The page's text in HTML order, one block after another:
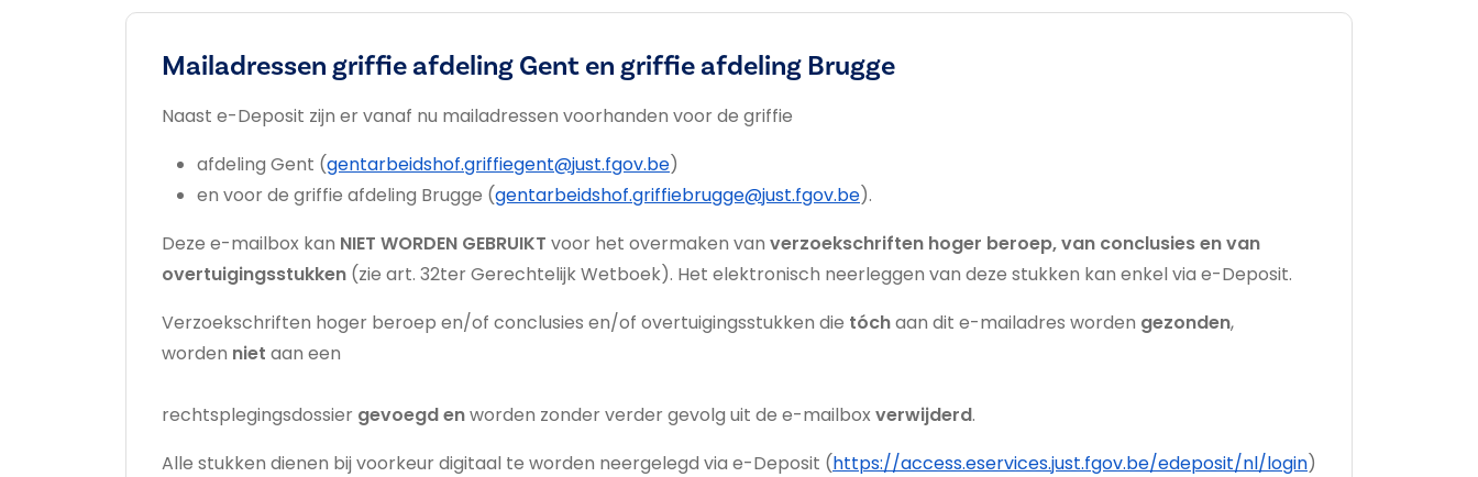
Mailadressen griffie afdeling Gent en griffie afdeling Brugge
Naast e-Deposit zijn er vanaf nu mailadressen voorhanden voor de griffie
afdeling Gent (gentarbeidshof.griffiegent@just.fgov.be)
en voor de griffie afdeling Brugge (gentarbeidshof.griffiebrugge@just.fgov.be).
Deze e-mailbox kan NIET WORDEN GEBRUIKT voor het overmaken van verzoekschriften hoger beroep, van conclusies en van
overtuigingsstukken (zie art. 32ter Gerechtelijk Wetboek). Het elektronisch neerleggen van deze stukken kan enkel via e-Deposit.
Verzoekschriften hoger beroep en/of conclusies en/of overtuigingsstukken die tóchaan dit e-mailadres worden gezonden,
worden niet aan een
rechtsplegingsdossier gevoegd enworden zonder verder gevolg uit de e-mailboxverwijderd.
Alle stukken dienen bij voorkeur digitaal te worden neergelegd via e-Deposit (https://access.eservices.just.fgov.be/edeposit/nl/login)